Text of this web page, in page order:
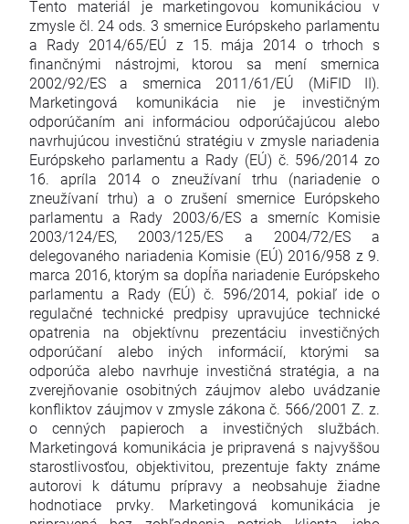
Tento materiál je marketingovou komunikáciou v
zmysle čl. 24 ods. 3 smernice Európskeho parlamentu
a Rady 2014/65/EÚ z 15. mája 2014 o trhoch s
finančnými nástrojmi, ktorou sa mení smernica
2002/92/ES a smernica 2011/61/EÚ (MiFID II).
Marketingová komunikácia nie je investičným
odporúčaním ani informáciou odporúčajúcou alebo
navrhujúcou investičnú stratégiu v zmysle nariadenia
Európskeho parlamentu a Rady (EÚ) č. 596/2014 zo
16. apríla 2014 o zneužívaní trhu (nariadenie o
zneužívaní trhu) a o zrušení smernice Európskeho
parlamentu a Rady 2003/6/ES a smerníc Komisie
2003/124/ES, 2003/125/ES a 2004/72/ES a
delegovaného nariadenia Komisie (EÚ) 2016/958 z 9.
marca 2016, ktorým sa dopĺňa nariadenie Európskeho
parlamentu a Rady (EÚ) č. 596/2014, pokiaľ ide o
regulačné technické predpisy upravujúce technické
opatrenia na objektívnu prezentáciu investičných
odporúčaní alebo iných informácií, ktorými sa
odporúča alebo navrhuje investičná stratégia, a na
zverejňovanie osobitných záujmov alebo uvádzanie
konfliktov záujmov v zmysle zákona č. 566/2001 Z. z.
o cenných papieroch a investičných službách.
Marketingová komunikácia je pripravená s najvyššou
starostlivosťou, objektivitou, prezentuje fakty známe
autorovi k dátumu prípravy a neobsahuje žiadne
hodnotiace prvky. Marketingová komunikácia je